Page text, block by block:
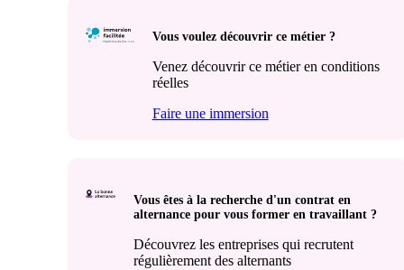
Vous voulez découvrir ce métier ?
Venez découvrir ce métier en conditions
réelles
Faire une immersion
Vous êtes à la recherche d'un contrat en
alternance pour vous former en travaillant ?
Découvrez les entreprises qui recrutent
régulièrement des alternants